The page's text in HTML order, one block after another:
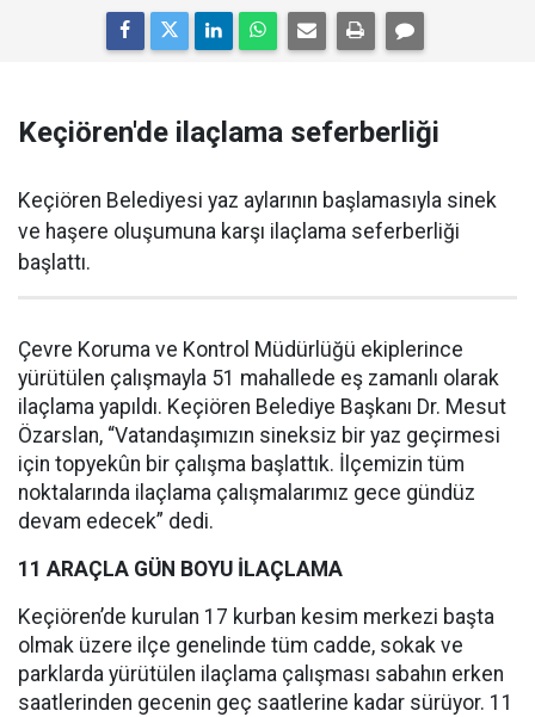
Keçiören'de ilaçlama seferberliği
Keçiören Belediyesi yaz aylarının başlamasıyla sinek
ve haşere oluşumuna karşı ilaçlama seferberliği
başlattı.
Çevre Koruma ve Kontrol Müdürlüğü ekiplerince
yürütülen çalışmayla 51 mahallede eş zamanlı olarak
ilaçlama yapıldı. Keçiören Belediye Başkanı Dr. Mesut
Özarslan, “Vatandaşımızın sineksiz bir yaz geçirmesi
için topyekûn bir çalışma başlattık. İlçemizin tüm
noktalarında ilaçlama çalışmalarımız gece gündüz
devam edecek” dedi.
11 ARAÇLA GÜN BOYU İLAÇLAMA
Keçiören’de kurulan 17 kurban kesim merkezi başta
olmak üzere ilçe genelinde tüm cadde, sokak ve
parklarda yürütülen ilaçlama çalışması sabahın erken
saatlerinden gecenin geç saatlerine kadar sürüyor. 11